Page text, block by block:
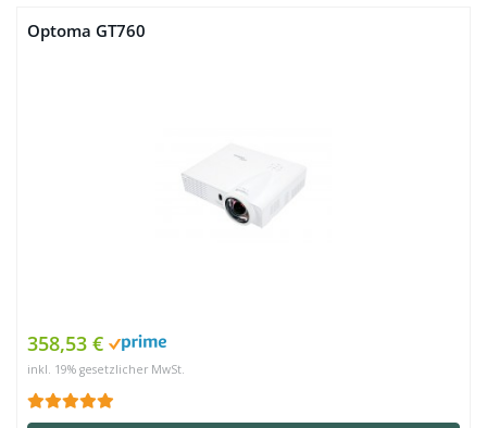
Optoma GT760
358,53 €
inkl. 19% gesetzlicher MwSt.